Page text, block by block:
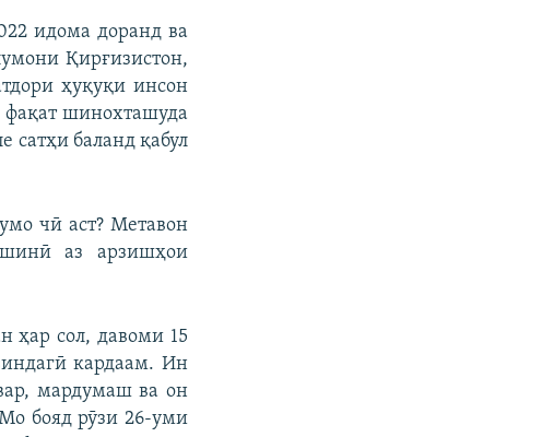
идома доранд ва
Қирғизистон,
ҳуқуқи инсон
шинохташуда
сатҳи баланд қабул
чӣ аст? Метавон
аз арзишҳои
ҳар сол, давоми 15
кардаам. Ин
мардумаш ва он
бояд рӯзи 26-уми